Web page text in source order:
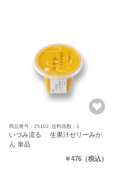
商品番号：25102 送料係数：1
いづみ流るゝ 生果汁ゼリーみか
ん 単品
￥476 （税込）